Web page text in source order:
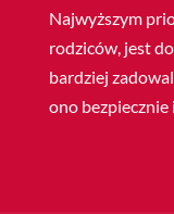
Najwyższym
rodziców, jest
bardziej
ono bezpiecznie